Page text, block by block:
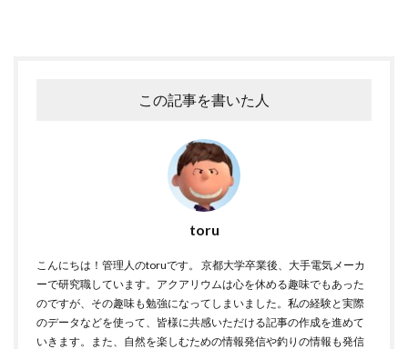
この記事を書いた人
toru
こんにちは！管理人のtoruです。 京都大学卒業後、大手電気メーカ
ーで研究職しています。アクアリウムは心を休める趣味でもあった
のですが、その趣味も勉強になってしまいました。私の経験と実際
のデータなどを使って、皆様に共感いただける記事の作成を進めて
いきます。また、自然を楽しむための情報発信や釣りの情報も発信